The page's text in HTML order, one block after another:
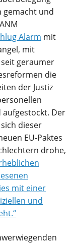
gemacht und
Alarm mit
mit
geraumer
die
der Justiz
Der
dieser
EU-Paktes
drohe,
mit einer
und